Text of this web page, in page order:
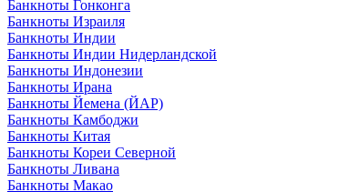
Банкноты Гонконга
Банкноты Израиля
Банкноты Индии
Банкноты Индии Нидерландской
Банкноты Индонезии
Банкноты Ирана
Банкноты Йемена (ЙАР)
Банкноты Камбоджи
Банкноты Китая
Банкноты Кореи Северной
Банкноты Ливана
Банкноты Макао